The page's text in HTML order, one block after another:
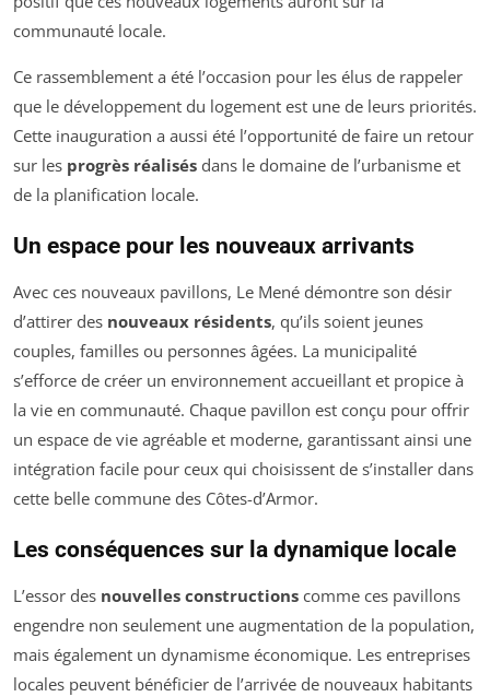
communauté locale.
Ce rassemblement a été l’occasion pour les élus de rappeler
que le développement du logement est une de leurs priorités.
Cette inauguration a aussi été l’opportunité de faire un retour
sur les progrès réalisés dans le domaine de l’urbanisme et
de la planification locale.
Un espace pour les nouveaux arrivants
Avec ces nouveaux pavillons, Le Mené démontre son désir
d’attirer des nouveaux résidents, qu’ils soient jeunes
couples, familles ou personnes âgées. La municipalité
s’efforce de créer un environnement accueillant et propice à
la vie en communauté. Chaque pavillon est conçu pour offrir
un espace de vie agréable et moderne, garantissant ainsi une
intégration facile pour ceux qui choisissent de s’installer dans
cette belle commune des Côtes-d’Armor.
Les conséquences sur la dynamique locale
L’essor des nouvelles constructions comme ces pavillons
engendre non seulement une augmentation de la population,
mais également un dynamisme économique. Les entreprises
locales peuvent bénéficier de l’arrivée de nouveaux habitants